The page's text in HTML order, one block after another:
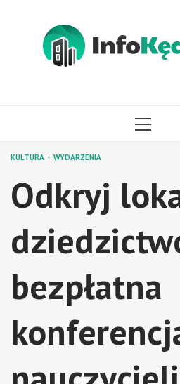
PRIMARY
KULTURA WYDARZENIA
Odkryj
bezpłatna